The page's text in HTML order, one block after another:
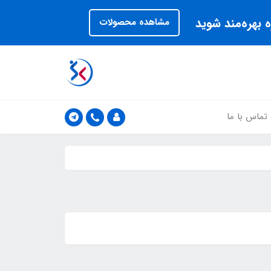
بهره‌مند شوید مشاهده محصولات
تماس با ما